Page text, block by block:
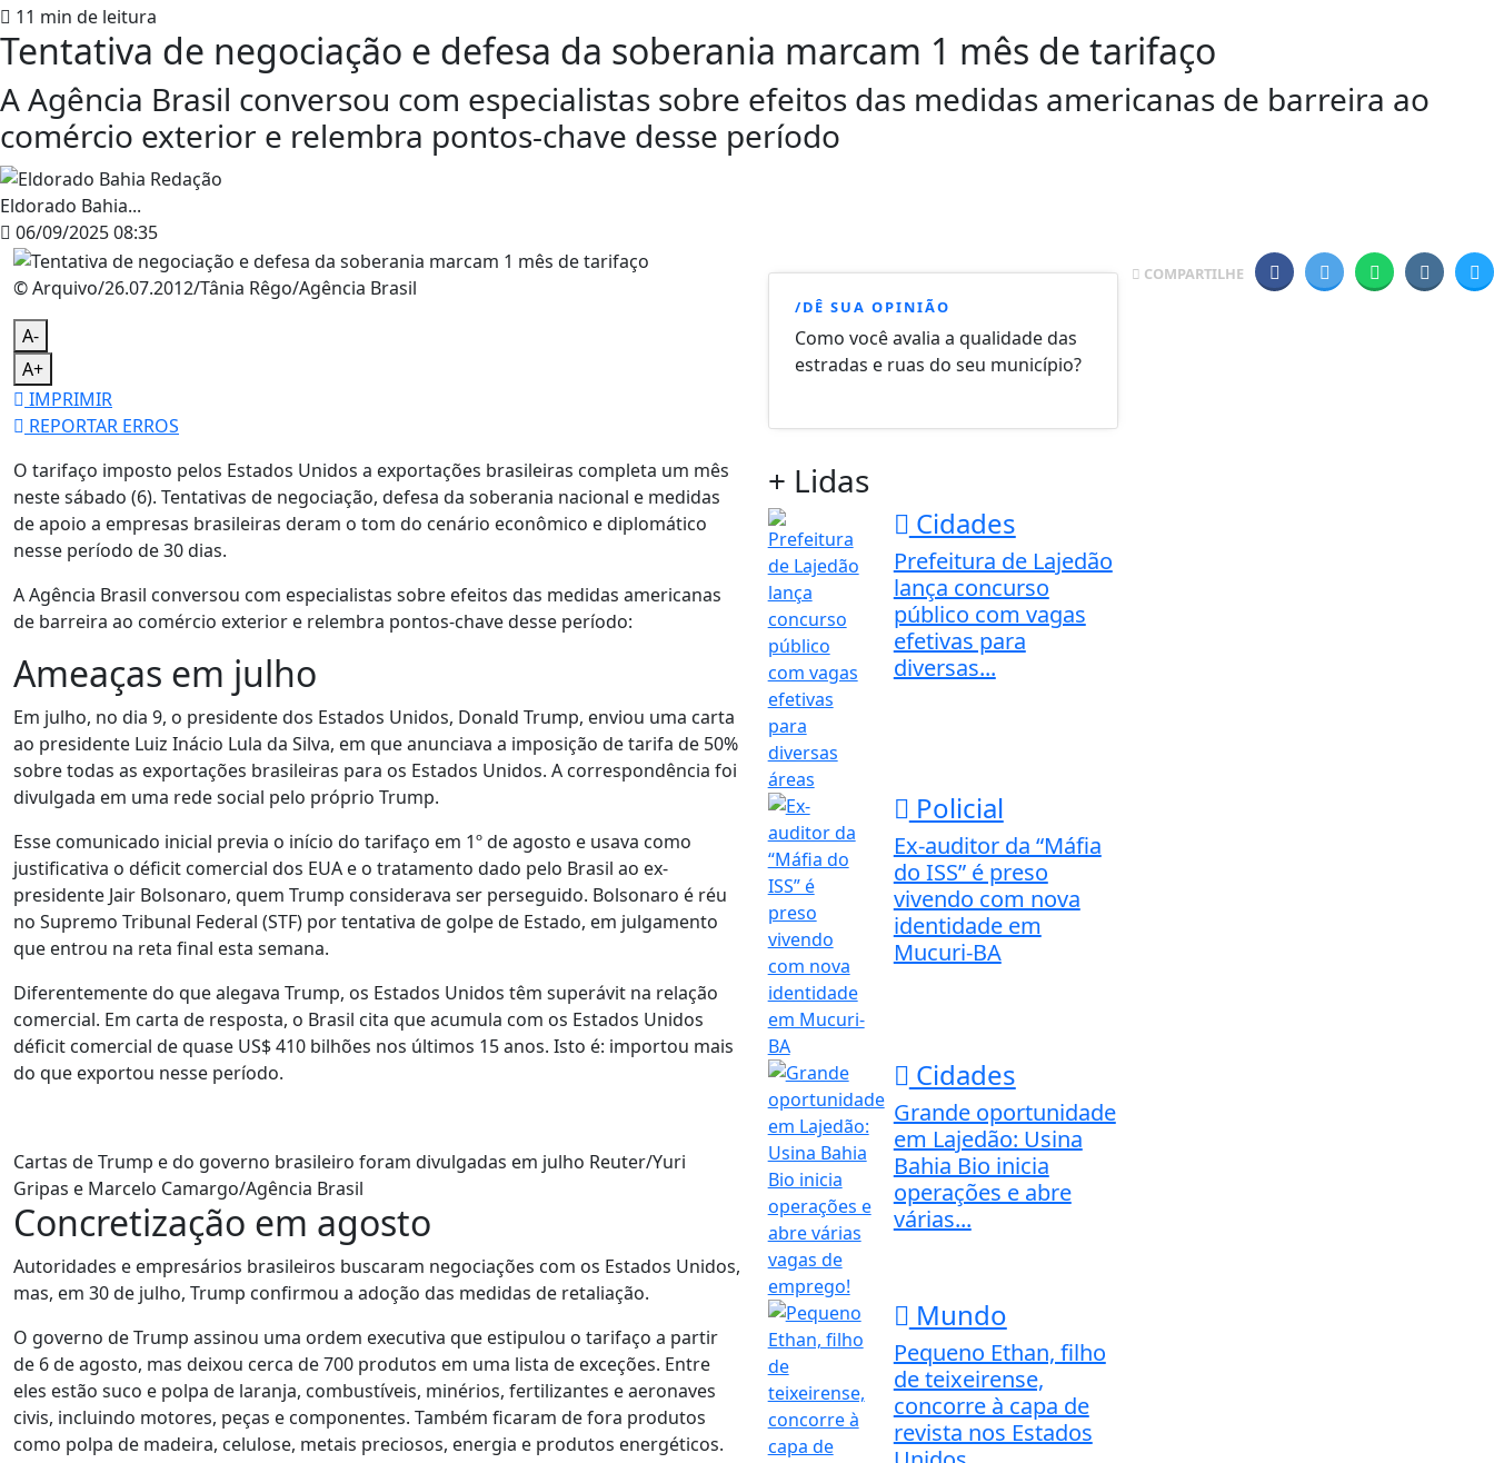
11 min de leitura
Tentativa de negociação e defesa da soberania marcam 1 mês de tarifaço
A Agência Brasil conversou com especialistas sobre efeitos das medidas americanas de barreira ao
comércio exterior e relembra pontos-chave desse período
Eldorado Bahia...
06/09/2025 08:35
COMPARTILHE
© Arquivo/26.07.2012/Tânia Rêgo/Agência Brasil
A-
A+
IMPRIMIR
REPORTAR ERROS
O tarifaço imposto pelos Estados Unidos a exportações brasileiras completa um mês
neste sábado (6). Tentativas de negociação, defesa da soberania nacional e medidas
de apoio a empresas brasileiras deram o tom do cenário econômico e diplomático
nesse período de 30 dias.
A Agência Brasil conversou com especialistas sobre efeitos das medidas americanas
de barreira ao comércio exterior e relembra pontos-chave desse período:
Ameaças em julho
Em julho, no dia 9, o presidente dos Estados Unidos, Donald Trump, enviou uma carta
ao presidente Luiz Inácio Lula da Silva, em que anunciava a imposição de tarifa de 50%
sobre todas as exportações brasileiras para os Estados Unidos. A correspondência foi
divulgada em uma rede social pelo próprio Trump.
Esse comunicado inicial previa o início do tarifaço em 1º de agosto e usava como
justificativa o déficit comercial dos EUA e o tratamento dado pelo Brasil ao ex-
presidente Jair Bolsonaro, quem Trump considerava ser perseguido. Bolsonaro é réu
no Supremo Tribunal Federal (STF) por tentativa de golpe de Estado, em julgamento
que entrou na reta final esta semana.
Diferentemente do que alegava Trump, os Estados Unidos têm superávit na relação
comercial. Em carta de resposta, o Brasil cita que acumula com os Estados Unidos
déficit comercial de quase US$ 410 bilhões nos últimos 15 anos. Isto é: importou mais
do que exportou nesse período.
Cartas de Trump e do governo brasileiro foram divulgadas em julho Reuter/Yuri
Gripas e Marcelo Camargo/Agência Brasil
Concretização em agosto
Autoridades e empresários brasileiros buscaram negociações com os Estados Unidos,
mas, em 30 de julho, Trump confirmou a adoção das medidas de retaliação.
O governo de Trump assinou uma ordem executiva que estipulou o tarifaço a partir
de 6 de agosto, mas deixou cerca de 700 produtos em uma lista de exceções. Entre
eles estão suco e polpa de laranja, combustíveis, minérios, fertilizantes e aeronaves
civis, incluindo motores, peças e componentes. Também ficaram de fora produtos
como polpa de madeira, celulose, metais preciosos, energia e produtos energéticos.
/DÊ SUA OPINIÃO
Como você avalia a qualidade das
estradas e ruas do seu município?
+ Lidas
Cidades
Prefeitura de Lajedão
lança concurso
público com vagas
efetivas para
diversas...
Policial
Ex-auditor da “Máfia
do ISS” é preso
vivendo com nova
identidade em
Mucuri-BA
Cidades
Grande oportunidade
em Lajedão: Usina
Bahia Bio inicia
operações e abre
várias...
Mundo
Pequeno Ethan, filho
de teixeirense,
concorre à capa de
revista nos Estados